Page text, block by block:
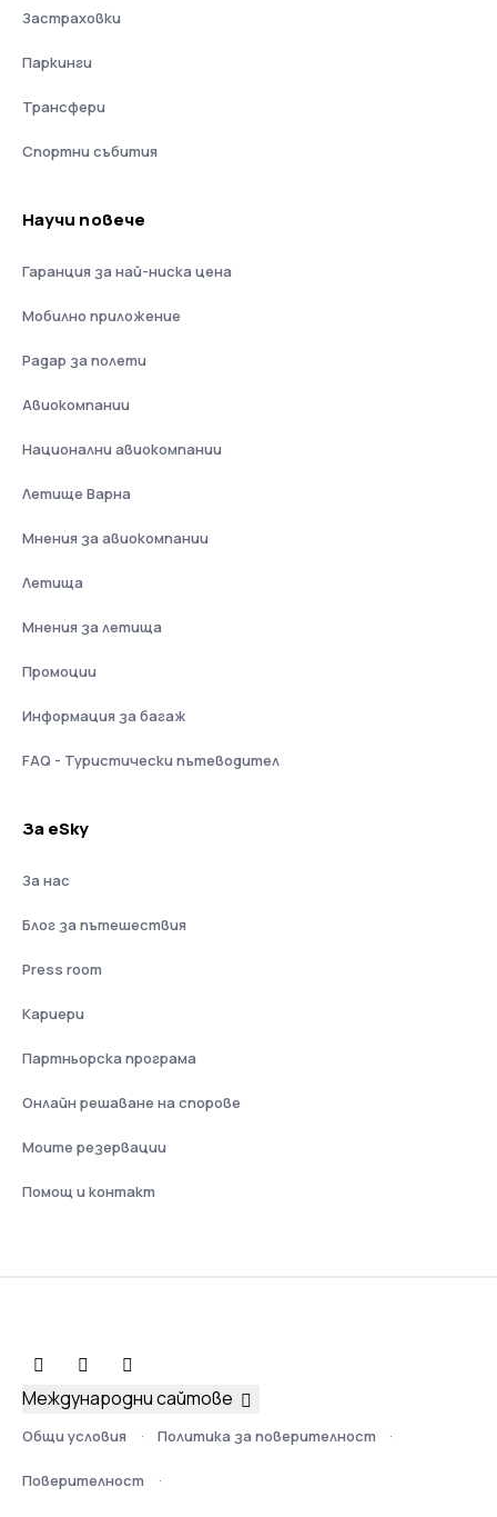
Застраховки
Паркинги
Трансфери
Спортни събития
Научи повече
Гаранция за най-ниска цена
Мобилно приложение
Радар за полети
Авиокомпании
Национални авиокомпании
Летище Варна
Мнения за авиокомпании
Летища
Мнения за летища
Промоции
Информация за багаж
FAQ - Туристически пътеводител
За eSky
За нас
Блог за пътешествия
Press room
Кариери
Партньорска програма
Онлайн решаване на спорове
Моите резервации
Помощ и контакт
Общи условия Политика за поверителност
Поверителност
Международни сайтове